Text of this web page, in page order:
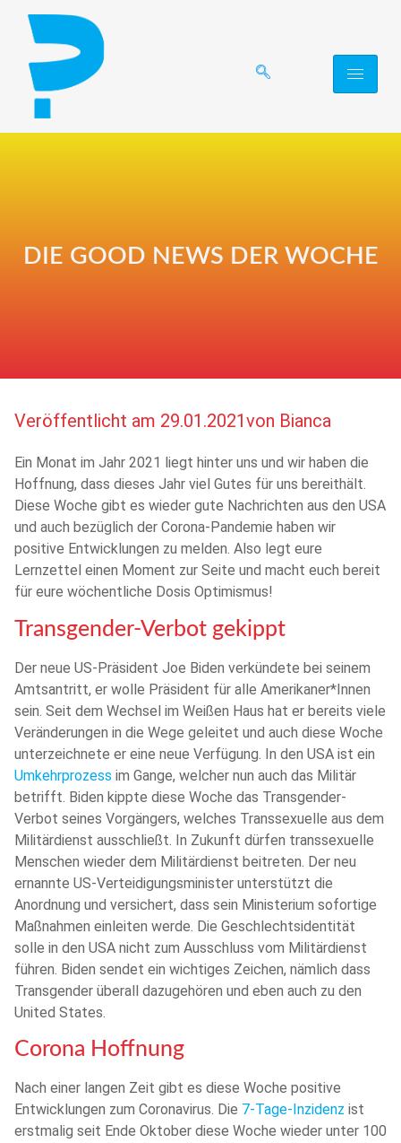
DIE GOOD NEWS DER WOCHE
Veröffentlicht am 29.01.2021 von Bianca
Ein Monat im Jahr 2021 liegt hinter uns und wir haben die
Hoffnung, dass dieses Jahr viel Gutes für uns bereithält.
Diese Woche gibt es wieder gute Nachrichten aus den USA
und auch bezüglich der Corona-Pandemie haben wir
positive Entwicklungen zu melden. Also legt eure
Lernzettel einen Moment zur Seite und macht euch bereit
für eure wöchentliche Dosis Optimismus!
Transgender-Verbot gekippt
Der neue US-Präsident Joe Biden verkündete bei seinem
Amtsantritt, er wolle Präsident für alle Amerikaner*Innen
sein. Seit dem Wechsel im Weißen Haus hat er bereits viele
Veränderungen in die Wege geleitet und auch diese Woche
unterzeichnete er eine neue Verfügung. In den USA ist ein
Umkehrprozess im Gange, welcher nun auch das Militär
betrifft. Biden kippte diese Woche das Transgender-
Verbot seines Vorgängers, welches Transsexuelle aus dem
Militärdienst ausschließt. In Zukunft dürfen transsexuelle
Menschen wieder dem Militärdienst beitreten. Der neu
ernannte US-Verteidigungsminister unterstützt die
Anordnung und versichert, dass sein Ministerium sofortige
Maßnahmen einleiten werde. Die Geschlechtsidentität
solle in den USA nicht zum Ausschluss vom Militärdienst
führen. Biden sendet ein wichtiges Zeichen, nämlich dass
Transgender überall dazugehören und eben auch zu den
United States.
Corona Hoffnung
Nach einer langen Zeit gibt es diese Woche positive
Entwicklungen zum Coronavirus. Die 7-Tage-Inzidenz ist
erstmalig seit Ende Oktober diese Woche wieder unter 100